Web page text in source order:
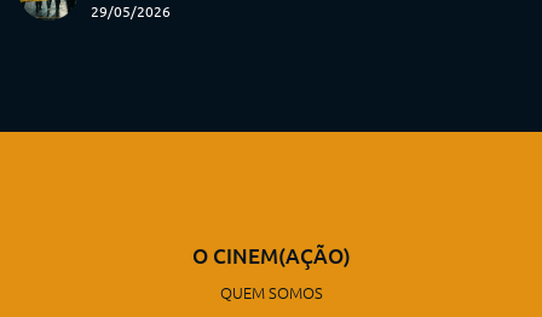
29/05/2026
O CINEM(AÇÃO)
QUEM SOMOS